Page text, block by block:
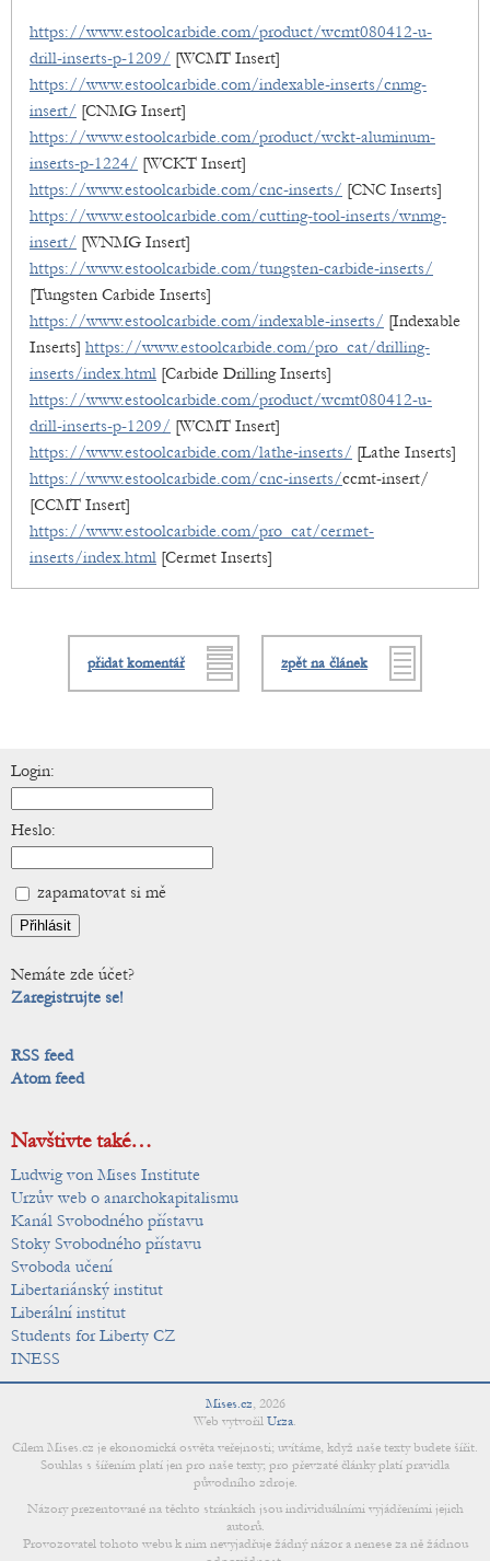
https://www.estoolcarbide.com/product/wcmt080412-u-
drill-inserts-p-1209/ [WCMT Insert]
https://www.estoolcarbide.com/indexable-inserts/cnmg-
insert/ [CNMG Insert]
https://www.estoolcarbide.com/product/wckt-aluminum-
inserts-p-1224/ [WCKT Insert]
https://www.estoolcarbide.com/cnc-inserts/ [CNC Inserts]
https://www.estoolcarbide.com/cutting-tool-inserts/wnmg-
insert/ [WNMG Insert]
https://www.estoolcarbide.com/tungsten-carbide-inserts/
[Tungsten Carbide Inserts]
https://www.estoolcarbide.com/indexable-inserts/ [Indexable
Inserts] https://www.estoolcarbide.com/pro_cat/drilling-
inserts/index.html [Carbide Drilling Inserts]
https://www.estoolcarbide.com/product/wcmt080412-u-
drill-inserts-p-1209/ [WCMT Insert]
https://www.estoolcarbide.com/lathe-inserts/ [Lathe Inserts]
https://www.estoolcarbide.com/cnc-inserts/ccmt-insert/
[CCMT Insert]
https://www.estoolcarbide.com/pro_cat/cermet-
inserts/index.html [Cermet Inserts]
přidat komentář zpět na článek
Login:
Heslo:
zapamatovat si mě
Nemáte zde účet?
Zaregistrujte se!
RSS feed
Atom feed
Navštivte také…
Ludwig von Mises Institute
Urzův web o anarchokapitalismu
Kanál Svobodného přístavu
Stoky Svobodného přístavu
Svoboda učení
Libertariánský institut
Liberální institut
Students for Liberty CZ
INESS
Mises.cz, 2026
Web vytvořil Urza.
Cílem Mises.cz je ekonomická osvěta veřejnosti; uvítáme, když naše texty budete šířit.
Souhlas s šířením platí jen pro naše texty; pro převzaté články platí pravidla
původního zdroje.
Názory prezentované na těchto stránkách jsou individuálními vyjádřeními jejich
autorů.
Provozovatel tohoto webu k nim nevyjadřuje žádný názor a nenese za ně žádnou